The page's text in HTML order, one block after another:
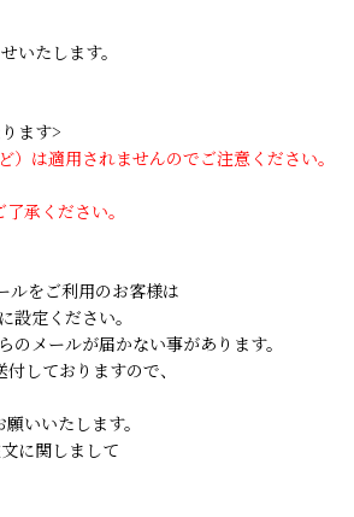
いたします。
ます>
は適用されませんのでご注意ください。
承ください。
をご利用のお客様は
定ください。
メールが届かない事があります。
しておりますので、
いいたします。
に関しまして